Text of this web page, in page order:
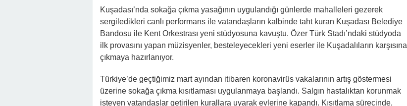
Kuşadası’nda sokağa çıkma yasağının uygulandığı günlerde mahalleleri gezerek
sergiledikleri canlı performans ile vatandaşların kalbinde taht kuran Kuşadası Belediye
Bandosu ile Kent Orkestrası yeni stüdyosuna kavuştu. Özer Türk Stadı’ndaki stüdyoda
ilk provasını yapan müzisyenler, besteleyecekleri yeni eserler ile Kuşadalıların karşısına
çıkmaya hazırlanıyor.
Türkiye’de geçtiğimiz mart ayından itibaren koronavirüs vakalarının artış göstermesi
üzerine sokağa çıkma kısıtlaması uygulanmaya başlandı. Salgın hastalıktan korunmak
isteyen vatandaşlar getirilen kurallara uyarak evlerine kapandı. Kısıtlama sürecinde,